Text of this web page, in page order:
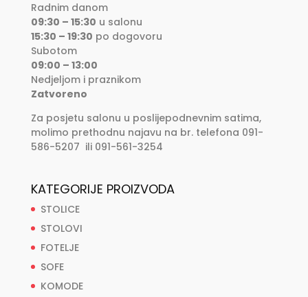
Radnim danom
09:30 – 15:30 u salonu
15:30 – 19:30 po dogovoru
Subotom
09:00 – 13:00
Nedjeljom i praznikom
Zatvoreno
Za posjetu salonu u poslijepodnevnim satima,
molimo prethodnu najavu na br. telefona 091-
586-5207 ili 091-561-3254
KATEGORIJE PROIZVODA
STOLICE
STOLOVI
FOTELJE
SOFE
KOMODE